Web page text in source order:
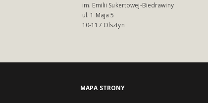
im. Emilii Sukertowej-Biedrawiny
ul. 1 Maja 5
10-117 Olsztyn
MAPA STRONY